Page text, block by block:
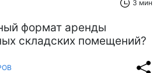
3 мин
формат аренды
складских помещений?